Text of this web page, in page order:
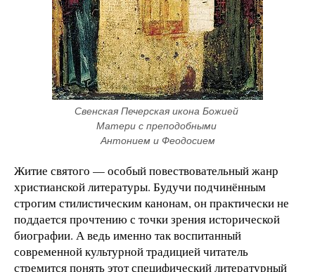
Свенская Печерская икона Божией
Матери с преподобными
Антонием и Феодосием
Житие святого — особый повествовательный жанр
христианской литературы. Будучи подчинённым
строгим стилистическим канонам, он практически не
поддается прочтению с точки зрения исторической
биографии. А ведь именно так воспитанный
современной культурной традицией читатель
стремится понять этот специфический литературный